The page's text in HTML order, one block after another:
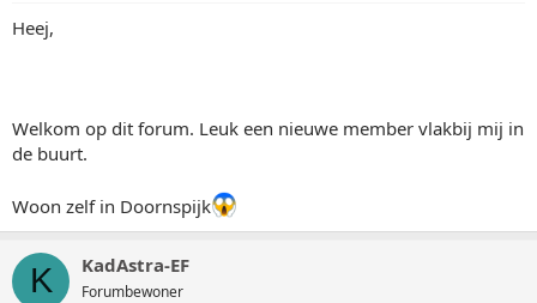
Heej,
Welkom op dit forum. Leuk een nieuwe member vlakbij mij in
de buurt.
Woon zelf in Doornspijk
K KadAstra-EF
Forumbewoner